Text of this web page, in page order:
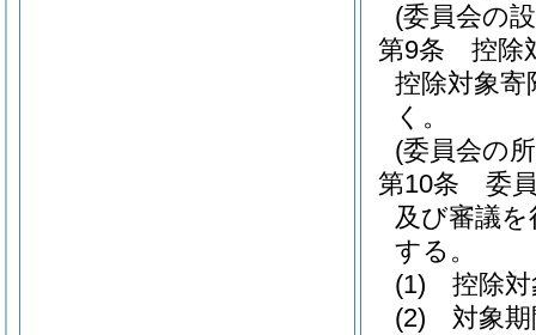
(委員会の
第9条
控除
控除対象寄
く。
(委員会の
第10条
委
及び審議
する。
(1)
控除
(2)
対象